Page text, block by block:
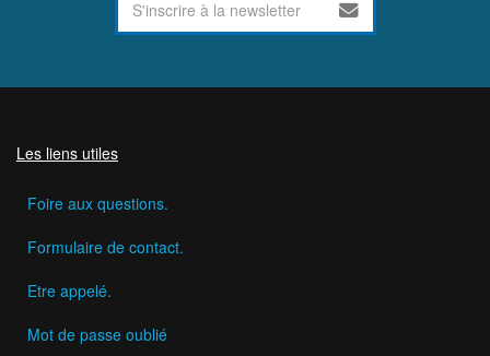
Les liens utiles
Foire aux questions.
Formulaire de contact.
Etre appelé.
Mot de passe oublié